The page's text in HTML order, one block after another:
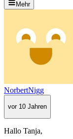
Mehr
NorbertNigg
vor 10 Jahren
Hallo Tanja,